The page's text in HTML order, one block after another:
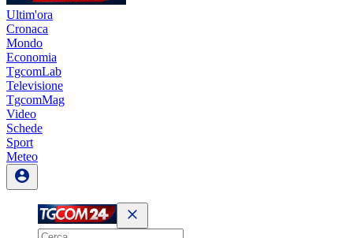
Ultim'ora
Cronaca
Mondo
Economia
TgcomLab
Televisione
TgcomMag
Video
Schede
Sport
Meteo